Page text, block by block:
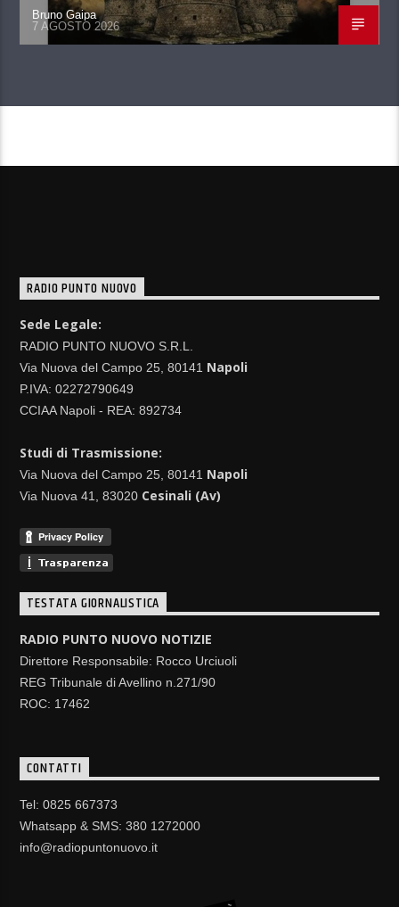
Bruno Gaipa
7 AGOSTO 2026
RADIO PUNTO NUOVO
Sede Legale:
RADIO PUNTO NUOVO S.R.L.
Via Nuova del Campo 25, 80141 Napoli
P.IVA: 02272790649
CCIAA Napoli - REA: 892734
Studi di Trasmissione:
Via Nuova del Campo 25, 80141 Napoli
Via Nuova 41, 83020 Cesinali (Av)
TESTATA GIORNALISTICA
RADIO PUNTO NUOVO NOTIZIE
Direttore Responsabile: Rocco Urciuoli
REG Tribunale di Avellino n.271/90
ROC: 17462
CONTATTI
Tel: 0825 667373
Whatsapp & SMS: 380 1272000
info@radiopuntonuovo.it